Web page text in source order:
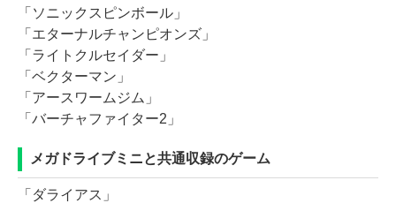
「ソニックスピンボール」
「エターナルチャンピオンズ」
「ライトクルセイダー」
「ベクターマン」
「アースワームジム」
「バーチャファイター2」
メガドライブミニと共通収録のゲーム
「ダライアス」